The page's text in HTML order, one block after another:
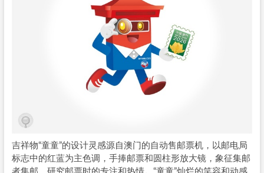
吉祥物“童童”的设计灵感源自澳门的自动售邮票机，以邮电局
标志中的红蓝为主色调，手捧邮票和圆柱形放大镜，象征集邮